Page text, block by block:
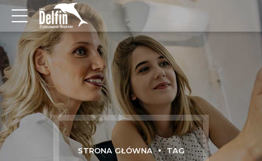
STRONA GŁÓWNA TAG